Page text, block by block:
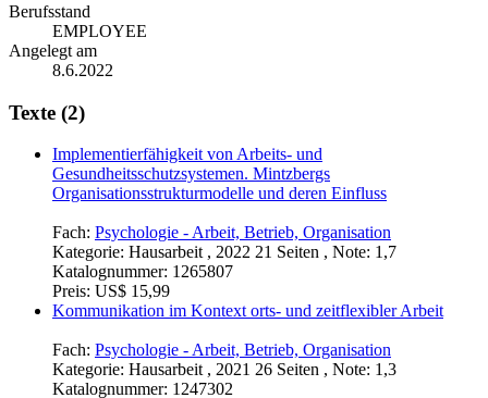
Berufsstand
EMPLOYEE
Angelegt am
8.6.2022
Texte (2)
Implementierfähigkeit von Arbeits- und
Gesundheitsschutzsystemen. Mintzbergs
Organisationsstrukturmodelle und deren Einfluss
Fach: Psychologie - Arbeit, Betrieb, Organisation
Kategorie: Hausarbeit , 2022 21 Seiten , Note: 1,7
Katalognummer: 1265807
Preis: US$ 15,99
Kommunikation im Kontext orts- und zeitflexibler Arbeit
Fach: Psychologie - Arbeit, Betrieb, Organisation
Kategorie: Hausarbeit , 2021 26 Seiten , Note: 1,3
Katalognummer: 1247302